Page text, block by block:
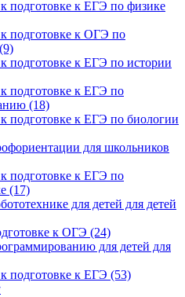
подготовке к ЕГЭ по физике
подготовке к ОГЭ по
подготовке к ЕГЭ по истории
подготовке к ЕГЭ по
(18)
подготовке к ЕГЭ по биологии
для школьников
подготовке к ЕГЭ по
(17)
для детей для детей
к ОГЭ (24)
для детей для
подготовке к ЕГЭ (53)